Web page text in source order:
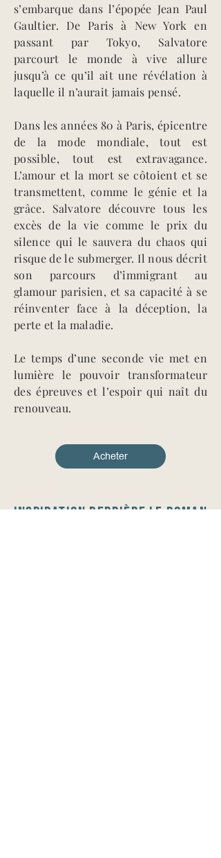
s’embarque dans l’épopée Jean Paul
Gaultier. De Paris à New York en
passant par Tokyo, Salvatore
parcourt le monde à vive allure
jusqu’à ce qu’il ait une révélation à
laquelle il n’aurait jamais pensé.
Dans les années 80 à Paris, épicentre
de la mode mondiale, tout est
possible, tout est extravagance.
L’amour et la mort se côtoient et se
transmettent, comme le génie et la
grâce. Salvatore découvre tous les
excès de la vie comme le prix du
silence qui le sauvera du chaos qui
risque de le submerger. Il nous décrit
son parcours d’immigrant au
glamour parisien, et sa capacité à se
réinventer face à la déception, la
perte et la maladie.
Le temps d’une seconde vie met en
lumière le pouvoir transformateur
des épreuves et l’espoir qui naît du
renouveau.
Acheter
Inspiration derrière le roman​